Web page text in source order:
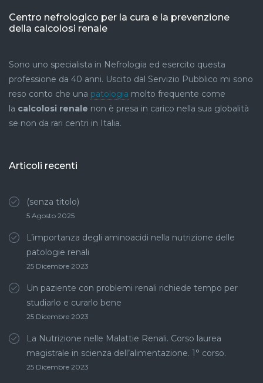
Centro nefrologico per la cura e la prevenzione
della calcolosi renale
Sono uno specialista in Nefrologia ed esercito questa
professione da 40 anni. Uscito dal Servizio Pubblico mi sono
reso conto che una patologia molto frequente come
la calcolosi renale non è presa in carico nella sua globalità
se non da rari centri in Italia.
Articoli recenti
(senza titolo)
5 Agosto 2025
L’importanza degli aminoacidi nella nutrizione delle
patologie renali
25 Dicembre 2023
Un paziente con problemi renali richiede tempo per
studiarlo e curarlo bene
25 Dicembre 2023
La Nutrizione nelle Malattie Renali. Corso laurea
magistrale in scienza dell’alimentazione. 1° corso.
25 Dicembre 2023